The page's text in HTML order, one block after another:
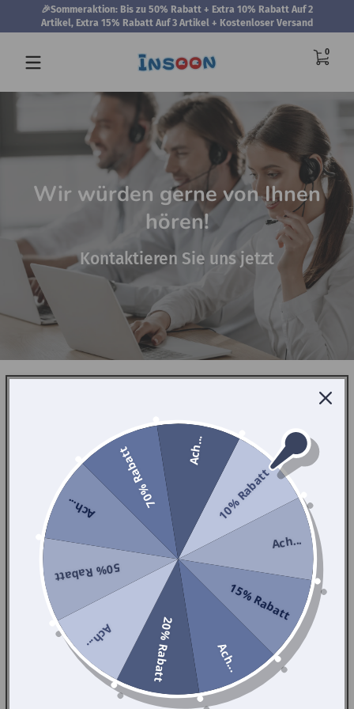
Zum Inhalt springen
🎉Sommeraktion: Bis zu 50% Rabatt + Extra 10% Rabatt Auf 2
Artikel, Extra 15% Rabatt Auf 3 Artikel + Kostenloser Versand
00
Wir würden gerne von Ihnen
hören!
Kontaktieren Sie uns jetzt
Wir sind gerne behilflich!
Fragen oder Anliegen? Wir helfen gerne. Schreiben Sie uns
einfach eine Nachricht.
10% Rabatt
Ach...
15% Rabatt
Ach...
20% Rabatt
Ach...
50% Rabatt
Ach... 70% Rabatt Ach...